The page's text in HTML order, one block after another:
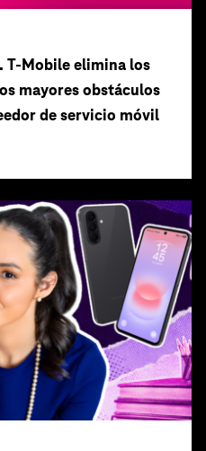
T‑Mobile elimina los
mayores obstáculos
de servicio móvil